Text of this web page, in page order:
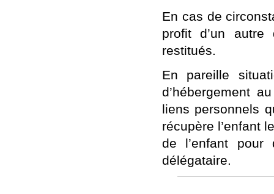
En cas de
profit d’un autre
restitués.
En pareille
d’hébergement
liens personnels
récupère l’enfant
de l’enfant
délégataire.